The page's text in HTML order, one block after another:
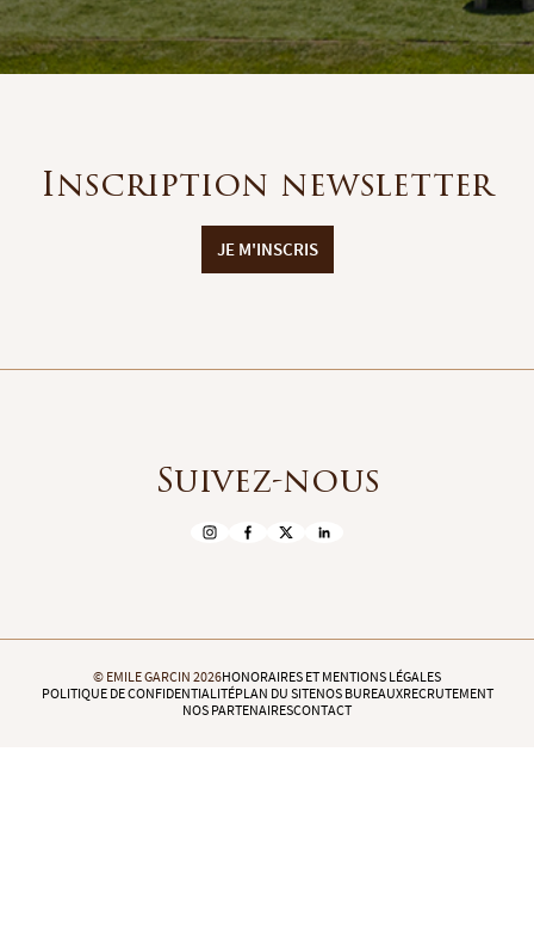
Inscription newsletter
JE M'INSCRIS
Suivez-nous
© EMILE GARCIN 2026HONORAIRES ET MENTIONS LÉGALES
POLITIQUE DE CONFIDENTIALITÉPLAN DU SITENOS BUREAUXRECRUTEMENT
NOS PARTENAIRESCONTACT